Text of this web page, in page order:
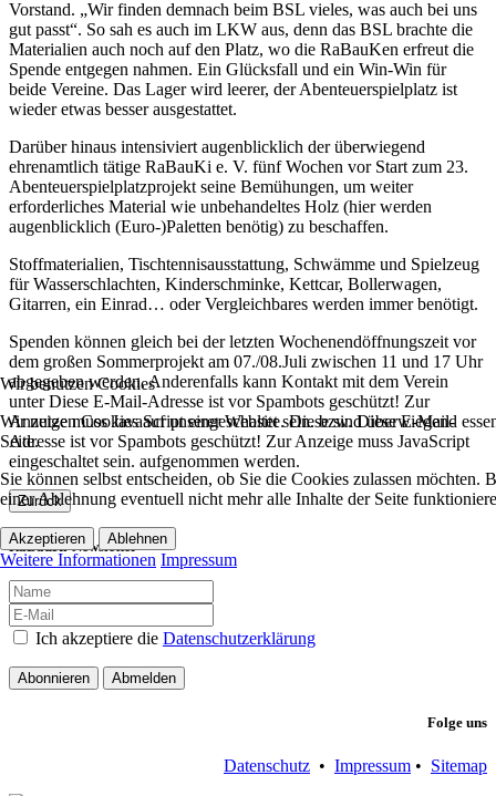
Vorstand. „Wir finden demnach beim BSL vieles, was auch bei uns
gut passt“. So sah es auch im LKW aus, denn das BSL brachte die
Materialien auch noch auf den Platz, wo die RaBauKen erfreut die
Spende entgegen nahmen. Ein Glücksfall und ein Win-Win für
beide Vereine. Das Lager wird leerer, der Abenteuerspielplatz ist
wieder etwas besser ausgestattet.
Darüber hinaus intensiviert augenblicklich der überwiegend
ehrenamtlich tätige RaBauKi e. V. fünf Wochen vor Start zum 23.
Abenteuerspielplatzprojekt seine Bemühungen, um weiter
erforderliches Material wie unbehandeltes Holz (hier werden
augenblicklich (Euro-)Paletten benötig) zu beschaffen.
Stoffmaterialien, Tischtennisausstattung, Schwämme und Spielzeug
für Wasserschlachten, Kinderschminke, Kettcar, Bollerwagen,
Gitarren, ein Einrad… oder Vergleichbares werden immer benötigt.
Spenden können gleich bei der letzten Wochenendöffnungszeit vor
dem großen Sommerprojekt am 07./08.Juli zwischen 11 und 17 Uhr
abgegeben werden. Anderenfalls kann Kontakt mit dem Verein
unterDiese E-Mail-Adresse ist vor Spambots geschützt! Zur
Anzeige muss JavaScript eingeschaltet sein.bzw.Diese E-Mail-
Adresse ist vor Spambots geschützt! Zur Anzeige muss JavaScript
eingeschaltet sein. aufgenommen werden.
Zurück
RaBauKi-Newsletter
Ich akzeptiere die Datenschutzerklärung
Abonnieren Abmelden
Folge uns
Datenschutz • Impressum • Sitemap
Wir benutzen Cookies
Wir nutzen Cookies auf unserer Website. Diese sind überwiegend
Seite.
Sie können selbst entscheiden, ob Sie die Cookies zulassen möchten.
einer Ablehnung eventuell nicht mehr alle Inhalte der Seite
Akzeptieren Ablehnen
Weitere Informationen Impressum